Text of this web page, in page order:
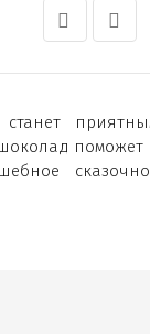
поможет